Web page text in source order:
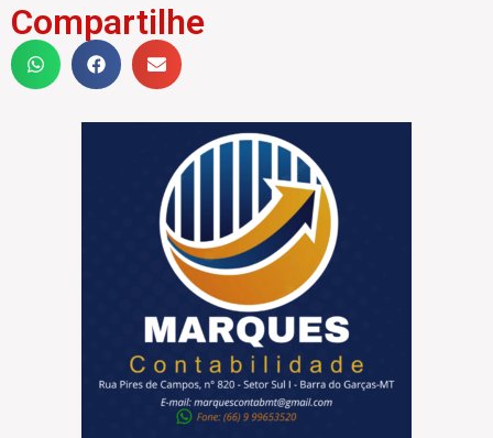
Compartilhe